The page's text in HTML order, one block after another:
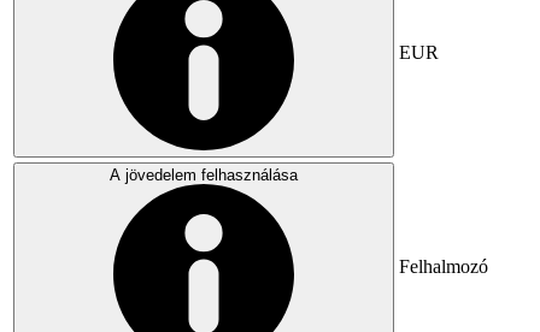
EUR
A jövedelem felhasználása
Felhalmozó